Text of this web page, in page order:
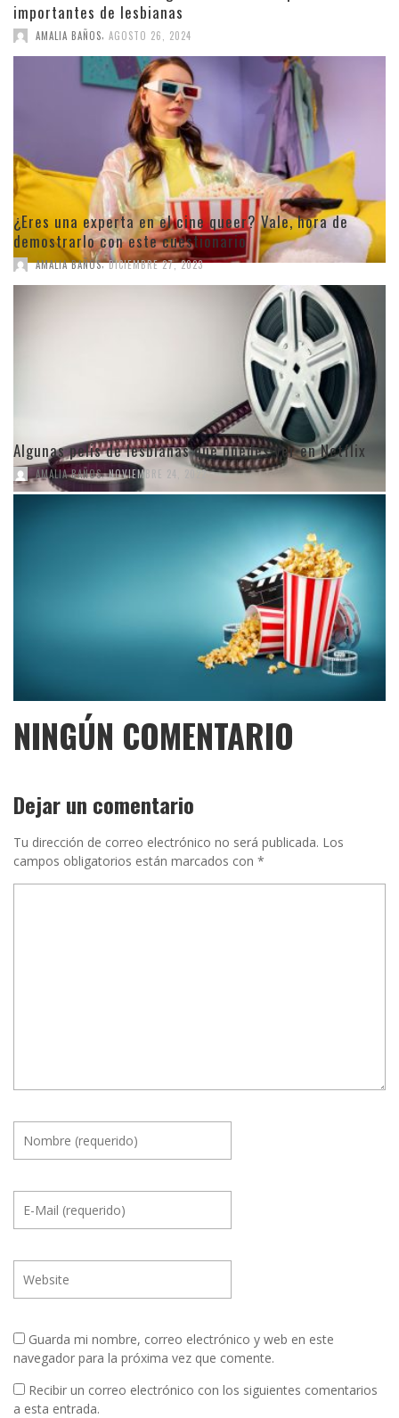
importantes de lesbianas
AMALIA BAÑOS, AGOSTO 26, 2024
¿Eres una experta en el cine queer? Vale, hora de
demostrarlo con este cuestionario
AMALIA BAÑOS, DICIEMBRE 27, 2023
Algunas pelis de lesbianas que puedes ver en Netflix
AMALIA BAÑOS, NOVIEMBRE 24, 2022
NINGÚN COMENTARIO
Dejar un comentario
Tu dirección de correo electrónico no será publicada. Los
campos obligatorios están marcados con *
Guarda mi nombre, correo electrónico y web en este
navegador para la próxima vez que comente.
Recibir un correo electrónico con los siguientes comentarios
a esta entrada.